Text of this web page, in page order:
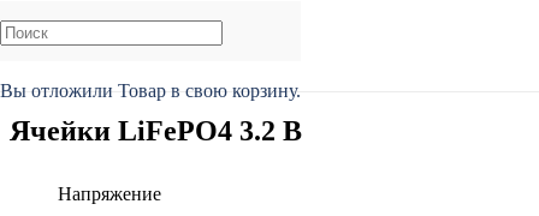
Вы отложили Товар в свою корзину.
Главная Каталог
Ячейки LiFePO4 3.2 В
Напряжение